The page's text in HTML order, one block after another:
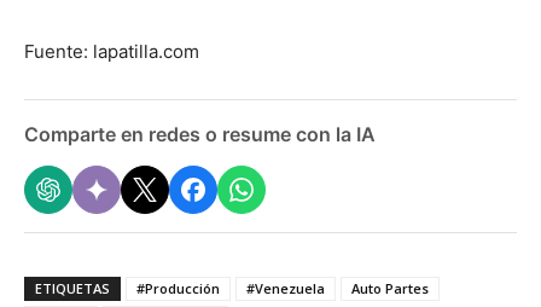
Fuente: lapatilla.com
Comparte en redes o resume con la IA
ETIQUETAS #Producción #Venezuela
Auto Partes